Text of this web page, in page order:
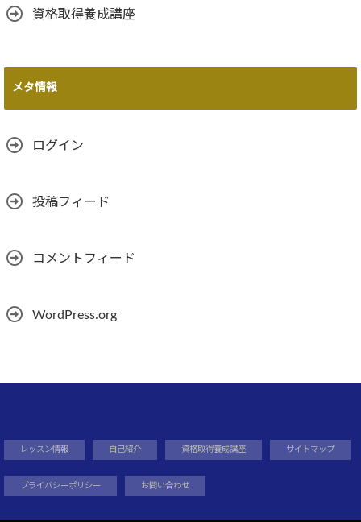
資格取得養成講座
メタ情報
ログイン
投稿フィード
コメントフィード
WordPress.org
レッスン情報 自己紹介 資格取得養成講座 サイトマップ
プライバシーポリシー お問い合わせ